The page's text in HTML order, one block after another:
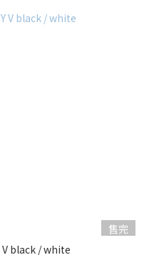
售完
V black / white